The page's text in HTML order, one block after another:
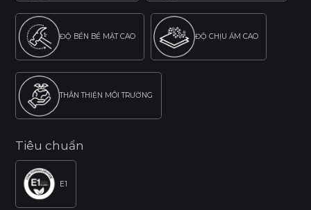
ĐỘ BỀN BỀ MẶT CAO ĐỘ CHỊU ẨM CAO
THÂN THIỆN MÔI TRƯỜNG
Tiêu chuẩn
E1